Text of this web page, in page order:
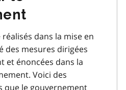
dans la mise en
mesures dirigées
et énoncées dans la
Voici des
que le gouvernement